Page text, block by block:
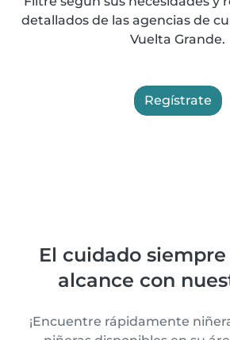
detallados de las agencias de
Vuelta Grande.
Regístrate
El cuidado
alcance con
¡Encuentre rápidamente